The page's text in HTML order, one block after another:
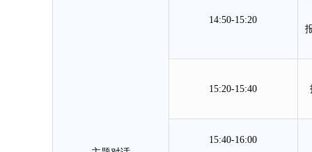
14:50-15:20
15:20-15:40
15:40-16:00